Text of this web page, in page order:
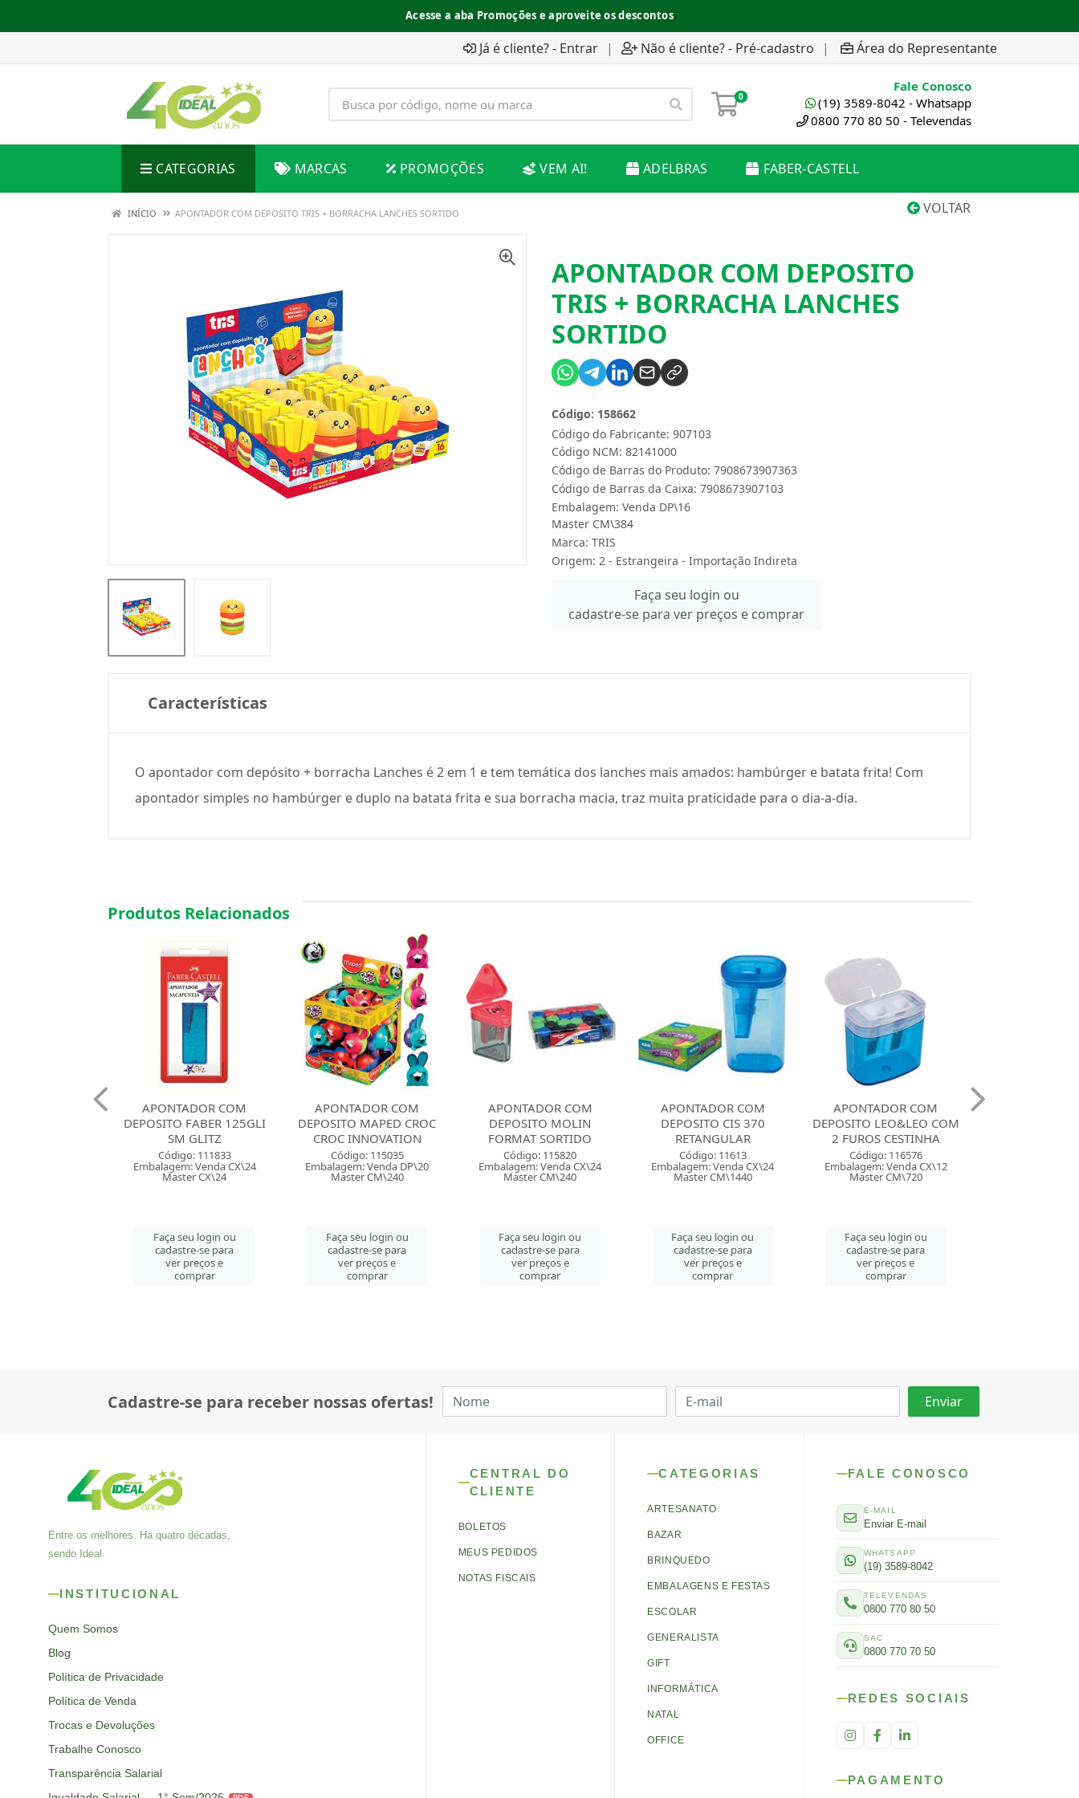
Acesse a aba Promoções e aproveite os descontos
Já é cliente? - Entrar | Não é cliente? - Pré-cadastro | Área do Representante
0
Fale Conosco
(19) 3589-8042 - Whatsapp
0800 770 80 50 - Televendas
CATEGORIAS MARCAS PROMOÇÕES VEM AI! ADELBRAS FABER-CASTELL
VOLTAR
INÍCIO APONTADOR COM DEPOSITO TRIS + BORRACHA LANCHES SORTIDO
APONTADOR COM DEPOSITO
TRIS + BORRACHA LANCHES
SORTIDO
Código do Fabricante: 907103
Código: 158662
Código NCM: 82141000
Código de Barras do Produto: 7908673907363
Código de Barras da Caixa: 7908673907103
Embalagem: Venda DP\16
Master CM\384
Marca: TRIS
Origem: 2 - Estrangeira - Importação Indireta
Faça seu login ou
cadastre-se para ver preços e comprar
Características
O apontador com depósito + borracha Lanches é 2 em 1 e tem temática dos lanches mais amados: hambúrger e batata frita! Com
apontador simples no hambúrger e duplo na batata frita e sua borracha macia, traz muita praticidade para o dia-a-dia.
Produtos Relacionados
APONTADOR COM
DEPOSITO MAPED CROC
CROC INNOVATION
Código: 115035
Embalagem: Venda DP\20
Master CM\240
Faça seu login ou
cadastre-se para
ver preços e
comprar
APONTADOR COM
DEPOSITO MOLIN
FORMAT SORTIDO
Código: 115820
Embalagem: Venda CX\24
Master CM\240
Faça seu login ou
cadastre-se para
ver preços e
comprar
APONTADOR COM
DEPOSITO CIS 370
RETANGULAR
Código: 11613
Embalagem: Venda CX\24
Master CM\1440
Faça seu login ou
cadastre-se para
ver preços e
comprar
APONTADOR COM
DEPOSITO LEO&LEO COM
2 FUROS CESTINHA
Código: 116576
Embalagem: Venda CX\12
Master CM\720
Faça seu login ou
cadastre-se para
ver preços e
comprar
APONTADOR COM
DEPOSITO FABER GLITZ
Código: 11736
Embalagem: Venda CX\25
Master CM\300
Faça seu login ou
cadastre-se para
ver preços e
comprar
Cadastre-se para receber nossas ofertas!
Entre os melhores. Há quatro décadas,
sendo Ideal.
INSTITUCIONAL
Quem Somos
Blog
Política de Privacidade
Política de Venda
Trocas e Devoluções
Trabalhe Conosco
Transparência Salarial
CENTRAL DO
CLIENTE
BOLETOS
MEUS PEDIDOS
NOTAS FISCAIS
CATEGORIAS
ARTESANATO
BAZAR
BRINQUEDO
EMBALAGENS E FESTAS
ESCOLAR
GENERALISTA
GIFT
INFORMÁTICA
NATAL
OFFICE
FALE CONOSCO
E-MAIL
Enviar E-mail
WHATSAPP
(19) 3589-8042
TELEVENDAS
0800 770 80 50
SAC
0800 770 70 50
REDES SOCIAIS
PAGAMENTO